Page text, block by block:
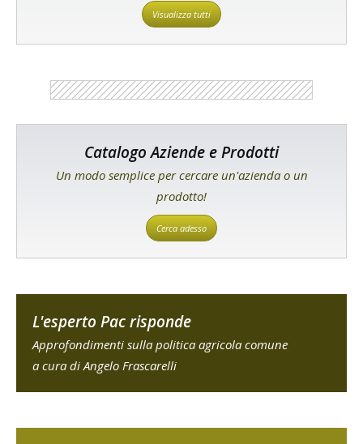
Visualizza tutti
Catalogo Aziende e Prodotti
Un modo semplice per cercare un'azienda o un
prodotto!
Cerca adesso
L'esperto Pac risponde
Approfondimenti sulla politica agricola comune
a cura di Angelo Frascarelli